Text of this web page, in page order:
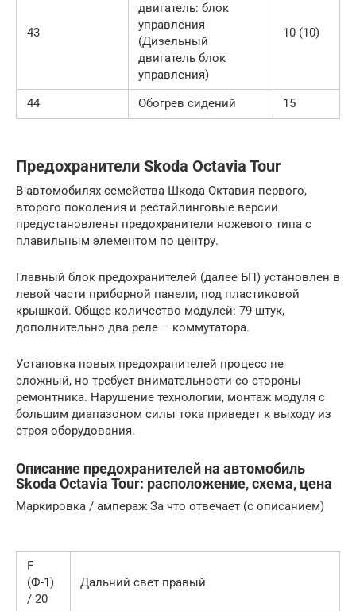
43
двигатель: блок
управления
(Дизельный
двигатель блок
управления)
10 (10)
44 Обогрев сидений 15
Предохранители Skoda Octavia Tour
В автомобилях семейства Шкода Октавия первого,
второго поколения и рестайлинговые версии
предустановлены предохранители ножевого типа с
плавильным элементом по центру.
Главный блок предохранителей (далее БП) установлен в
левой части приборной панели, под пластиковой
крышкой. Общее количество модулей: 79 штук,
дополнительно два реле – коммутатора.
Установка новых предохранителей процесс не
сложный, но требует внимательности со стороны
ремонтника. Нарушение технологии, монтаж модуля с
большим диапазоном силы тока приведет к выходу из
строя оборудования.
Описание предохранителей на автомобиль
Skoda Octavia Tour: расположение, схема, цена
Маркировка / ампераж За что отвечает (с описанием)
F
(Ф-1)
/ 20
Дальний свет правый